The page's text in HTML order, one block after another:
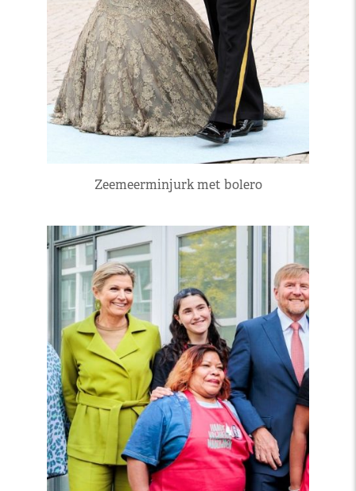
Zeemeerminjurk met bolero